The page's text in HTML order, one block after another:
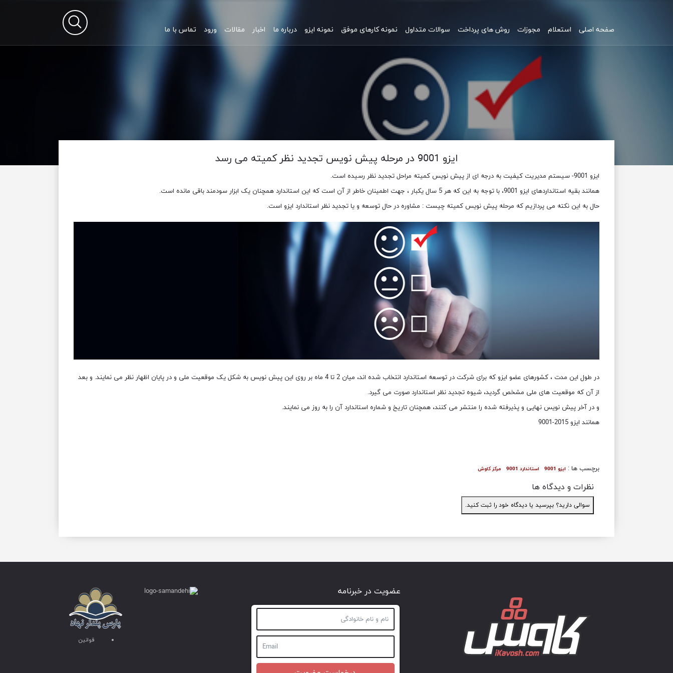
صفحه اصلی استعلام مجوزات روش های پرداخت سوالات متداول نمونه کارهای موفق نمونه ایزو درباره ما اخبار مقالات ورود تماس با ما
ایزو 9001 در مرحله پیش نویس تجدید نظر کمیته می رسد
ایزو 9001- سیستم مدیریت کیفیت به درجه ای از پیش نویس کمیته مراحل تجدید نظر رسیده است.
همانند بقیه استانداردهای ایزو 9001، با توجه به این که هر 5 سال یکبار ، جهت اطمینان خاطر از آن است که این استاندارد همچنان یک ابزار سودمند باقی مانده است.
حال به این نکته می پردازیم که مرحله پیش نویس کمیته چیست : مشاوره در حال توسعه و یا تجدید نظر استاندارد ایزو است.
در طول این مدت ، کشورهای عضو ایزو که برای شرکت در توسعه استاندارد انتخاب شده اند، میان 2 تا 4 ماه بر روی این پیش نویس به شکل یک موقعیت ملی و در پایان اظهار نظر می نمایند. و بعد
از آن که موقعیت های ملی مشخص گردید، شیوه تجدید نظر استاندارد صورت می گیرد.
و در آخر پیش نویس نهایی و پذیرفته شده را منتشر می کنند، همچنان تاریخ و شماره استاندارد آن را به روز می نمایند.
همانند ایزو 2015-9001
برچسب ها : ایزو 9001 استاندارد 9001 مرکز کاوش
نظرات و دیدگاه ها
سوالی دارید؟ بپرسید یا دیدگاه خود را ثبت کنید.
عضویت در خبرنامه
قوانین